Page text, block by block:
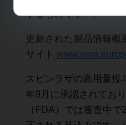
するものです」。
更新された製品情報概
サイト
スピンラザの高用量投
年9月に承認されてお
（FDA）では審査中